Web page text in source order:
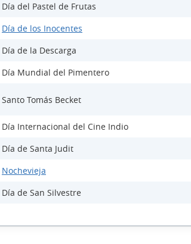
Día del Pastel de Frutas
Día de los Inocentes
Día de la Descarga
Día Mundial del Pimentero
Santo Tomás Becket
Día Internacional del Cine Indio
Día de Santa Judit
Nochevieja
Día de San Silvestre